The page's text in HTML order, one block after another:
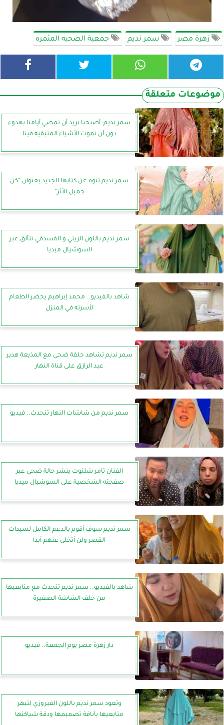
زهرة مصر سمر نديم جمعية الصحبه المثمره
موضوعات متعلقة
سمر نديم: أصبحنا نريد أن تمضي أيامنا بهدوء
دون أن تموت الأشياء المتبقية فينا
سمر نديم تنوه عن كتابها الجديد بعنوان ”كن
جميل الأثر”
سمر نديم باللون الزيتي و الفسدقي تتألق عبر
السوشيال ميديا
شاهد بالفيديو.. محمد إبراهيم يحضر الطعام
لأسرته في المنزل
سمر نديم تشاهد حلقة ضحى مع المذيعة هدير
عبد الرازق على قناة النهار
سمر نديم من شاشات النهار تتحدث.. فيديو
الفنان تامر شلتوت ينشر حالة ضحي عبر
صفحته الشخصية على السوشيال ميديا
سمر نديم سوف أقوم بالدعم الكامل لسيدات
القصر ولن أتخلى عنهم أبدا
شاهد بالفيديو.. سمر نديم تتحدث مع متابعيها
من خلف الشاشة الصغيرة
دار زهرة مصر يوم الجمعة.. فيديو
وتعود سمر نديم باللون الفيروزي لتبهر
متابعيها بأناقة تصميمها ودقة شياكتها